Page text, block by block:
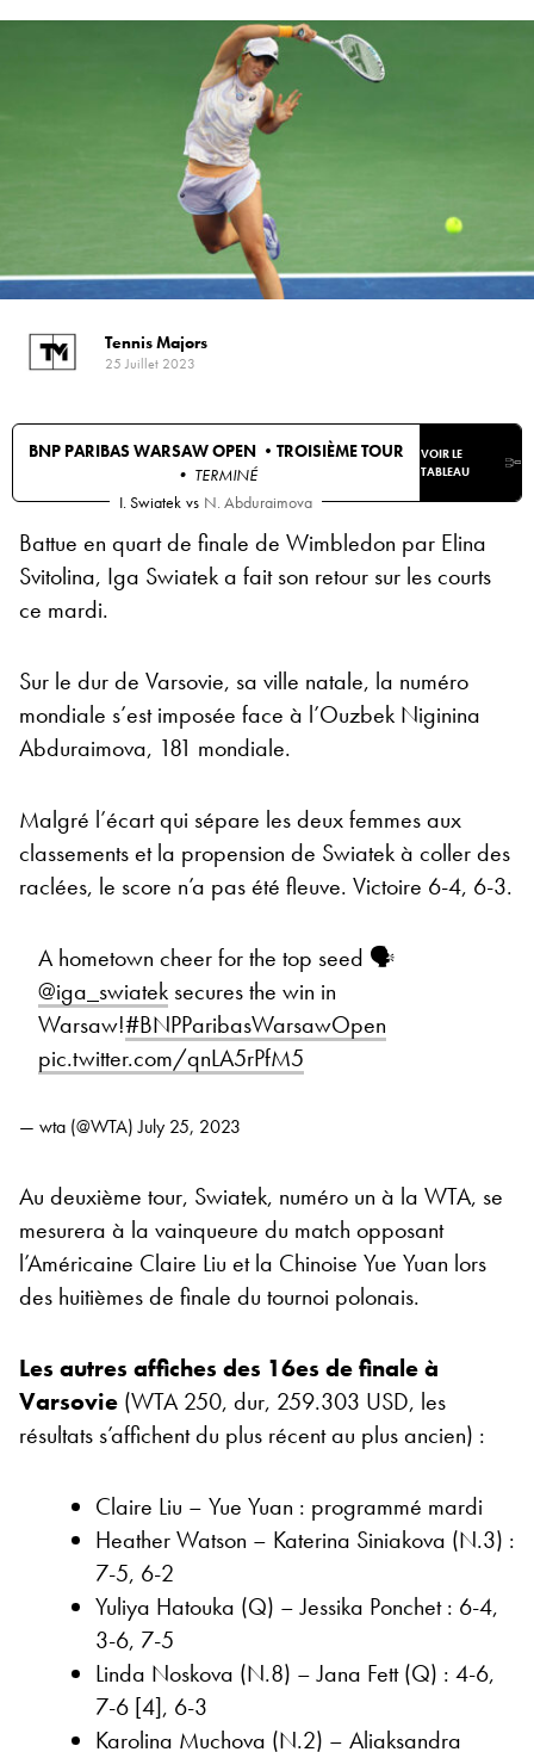
Tennis Majors
25 Juillet 2023
BNP PARIBAS WARSAW OPEN • TROISIÈME TOUR
• TERMINÉ
VOIR LE
TABLEAU
I. Swiatek vs N. Abduraimova
Battue en quart de finale de Wimbledon par Elina
Svitolina, Iga Swiatek a fait son retour sur les courts
ce mardi.
Sur le dur de Varsovie, sa ville natale, la numéro
mondiale s’est imposée face à l’Ouzbek Niginina
Abduraimova, 181 mondiale.
Malgré l’écart qui sépare les deux femmes aux
classements et la propension de Swiatek à coller des
raclées, le score n’a pas été fleuve. Victoire 6-4, 6-3.
A hometown cheer for the top seed 🗣️
@iga_swiatek secures the win in
Warsaw!#BNPParibasWarsawOpen
pic.twitter.com/qnLA5rPfM5
— wta (@WTA)July 25, 2023
Au deuxième tour, Swiatek, numéro un à la WTA, se
mesurera à la vainqueure du match opposant
l’Américaine Claire Liu et la Chinoise Yue Yuan lors
des huitièmes de finale du tournoi polonais.
Les autres affiches des 16es de finale à
Varsovie (WTA 250, dur, 259.303 USD, les
résultats s’affichent du plus récent au plus ancien) :
Claire Liu – Yue Yuan : programmé mardi
Heather Watson – Katerina Siniakova (N.3) :
7-5, 6-2
Yuliya Hatouka (Q) – Jessika Ponchet : 6-4,
3-6, 7-5
Linda Noskova (N.8) – Jana Fett (Q) : 4-6,
7-6 [4], 6-3
Karolina Muchova (N.2) – Aliaksandra